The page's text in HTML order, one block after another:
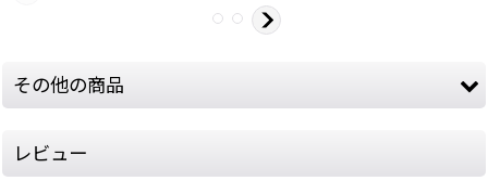
その他の商品
レビュー